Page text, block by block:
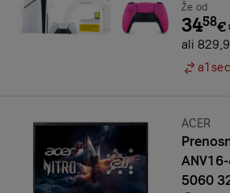
Že od
3458€
ali
Znamka:
ACER
5060